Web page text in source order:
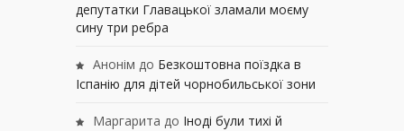
депутатки Главацької зламали моєму
сину три ребра
Анонім до Безкоштовна поїздка в
Іспанію для дітей чорнобильської зони
Маргарита до Іноді були тихі й